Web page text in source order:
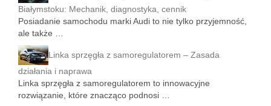
Białymstoku: Mechanik, diagnostyka, cennik
Posiadanie samochodu marki Audi to nie tylko przyjemność,
ale także …
Linka sprzęgła z samoregulatorem – Zasada
działania i naprawa
Linka sprzęgła z samoregulatorem to innowacyjne
rozwiązanie, które znacząco podnosi …